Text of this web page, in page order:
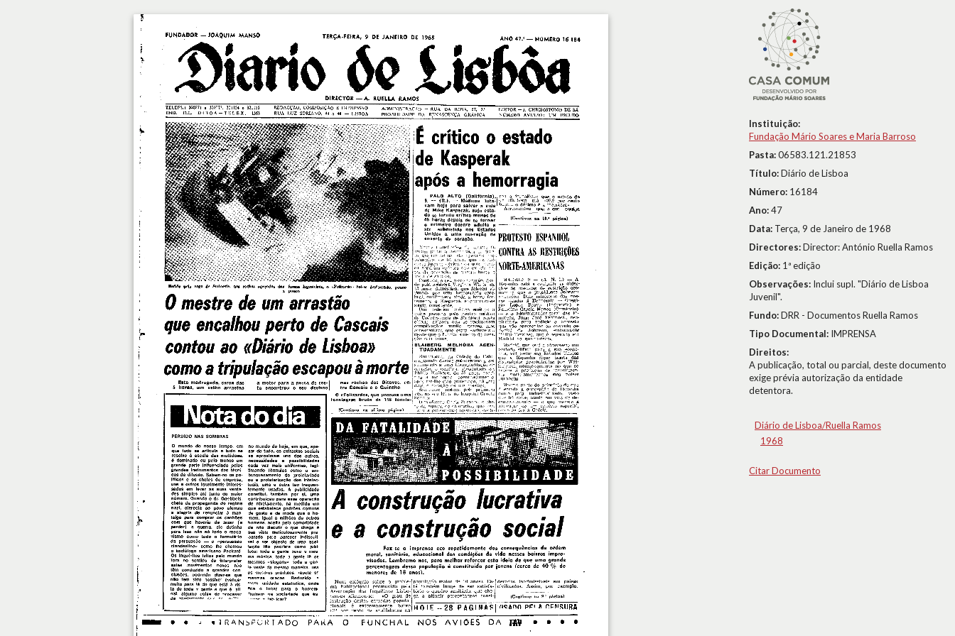
Instituição:
Fundação Mário Soares e Maria Barroso
Pasta:06583.121.21853
Título:Diário de Lisboa
Número: 16184
Ano:47
Data: Terça, 9 de Janeiro de 1968
Directores:Director: António Ruella Ramos
Edição: 1ª edição
Observações: Inclui supl. "Diário de Lisboa
Juvenil".
Fundo:DRR - Documentos Ruella Ramos
Tipo Documental: IMPRENSA
Direitos:
A publicação, total ou parcial, deste documento
exige prévia autorização da entidade
detentora.
Diário de Lisboa/Ruella Ramos
1968
Citar Documento